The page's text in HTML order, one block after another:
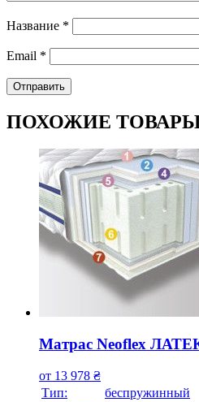
Название *
Email *
ПОХОЖИЕ
Матрас Neoflex
от 13 978 ₴
Тип:
беспружинный